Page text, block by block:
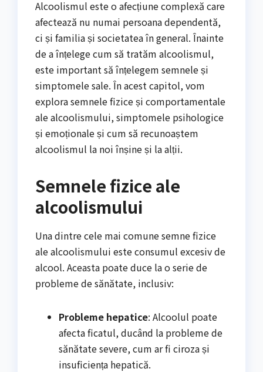
Alcoolismul este o afecțiune complexă care
afectează nu numai persoana dependentă,
ci și familia și societatea în general. Înainte
de a înțelege cum să tratăm alcoolismul,
este important să înțelegem semnele și
simptomele sale. În acest capitol, vom
explora semnele fizice și comportamentale
ale alcoolismului, simptomele psihologice
și emoționale și cum să recunoaștem
alcoolismul la noi înșine și la alții.
Semnele fizice ale
alcoolismului
Una dintre cele mai comune semne fizice
ale alcoolismului este consumul excesiv de
alcool. Aceasta poate duce la o serie de
probleme de sănătate, inclusiv:
Probleme hepatice: Alcoolul poate
afecta ficatul, ducând la probleme de
sănătate severe, cum ar fi ciroza și
insuficiența hepatică.